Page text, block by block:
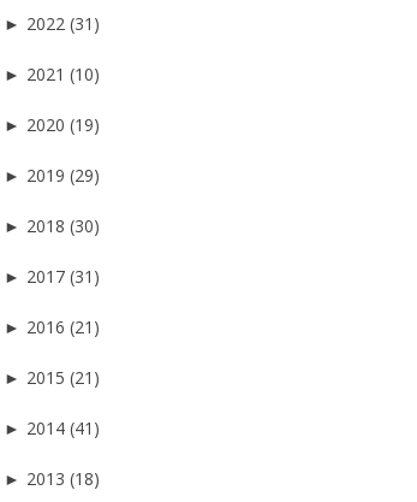
► 2022 (31)
► 2021 (10)
► 2020 (19)
► 2019 (29)
► 2018 (30)
► 2017 (31)
► 2016 (21)
► 2015 (21)
► 2014 (41)
► 2013 (18)